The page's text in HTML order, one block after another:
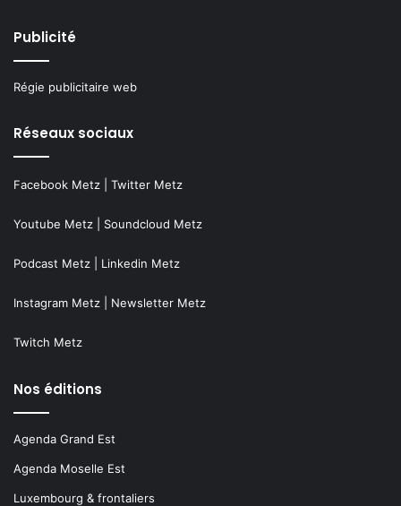
Publicité
Régie publicitaire web
Réseaux sociaux
Facebook Metz Twitter Metz
Youtube Metz Soundcloud Metz
Podcast Metz Linkedin Metz
Instagram Metz Newsletter Metz
Twitch Metz
Nos éditions
Agenda Grand Est
Agenda Moselle Est
Luxembourg & frontaliers